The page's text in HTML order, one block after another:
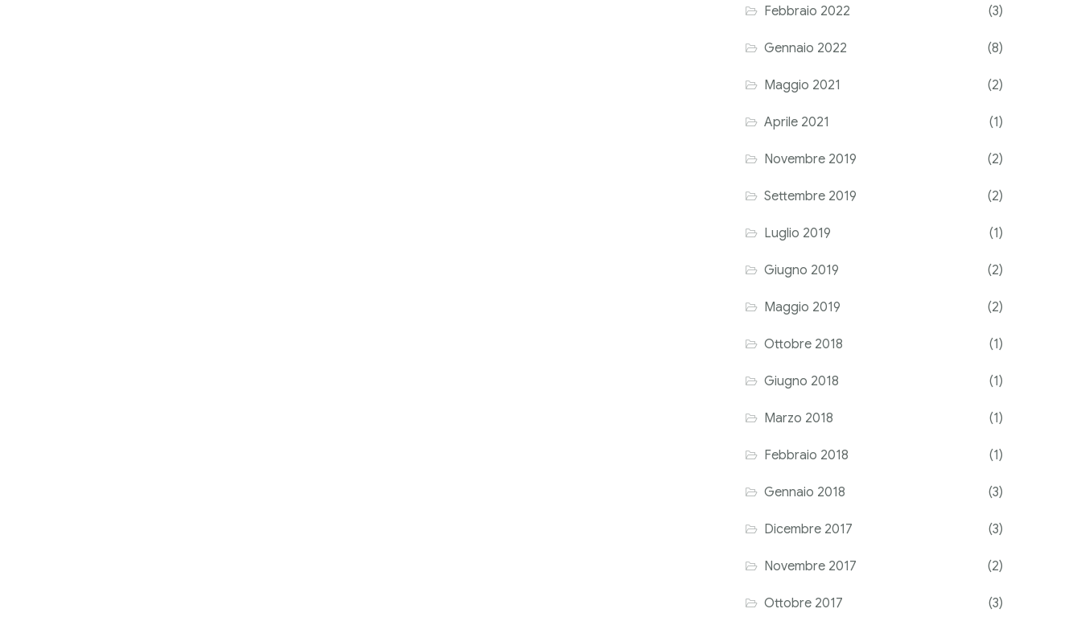
Febbraio 2022 (3)
Gennaio 2022 (8)
Maggio 2021 (2)
Aprile 2021 (1)
Novembre 2019 (2)
Settembre 2019 (2)
Luglio 2019 (1)
Giugno 2019 (2)
Maggio 2019 (2)
Ottobre 2018 (1)
Giugno 2018 (1)
Marzo 2018 (1)
Febbraio 2018 (1)
Gennaio 2018 (3)
Dicembre 2017 (3)
Novembre 2017 (2)
Ottobre 2017 (3)